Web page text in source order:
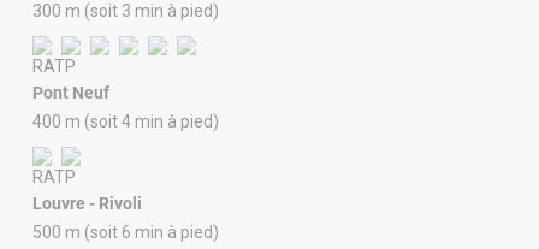
300 m (soit 3 min à pied)
Pont Neuf
400 m (soit 4 min à pied)
Louvre - Rivoli
500 m (soit 6 min à pied)